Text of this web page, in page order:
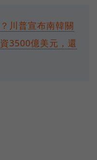
川普宣布南韓關
3500億美元，還